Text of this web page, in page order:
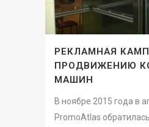
РЕКЛАМНАЯ
ПРОДВИЖЕНИЮ
МАШИН
В ноябре 2015 года в
PromoAtlas